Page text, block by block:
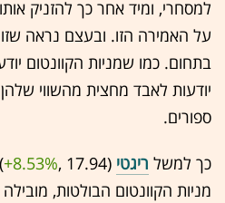
למסחרי, ומיד אחר כך להזניק
על האמירה הזו. ובעצם נראה
בתחום. כמו שמניות הקוונטום
יודעות לאבד מחצית מהשווי
ספורים.
כך למשל ריגטי (17.94 ,‎
+8.53%
מניות הקוונטום הבולטות,